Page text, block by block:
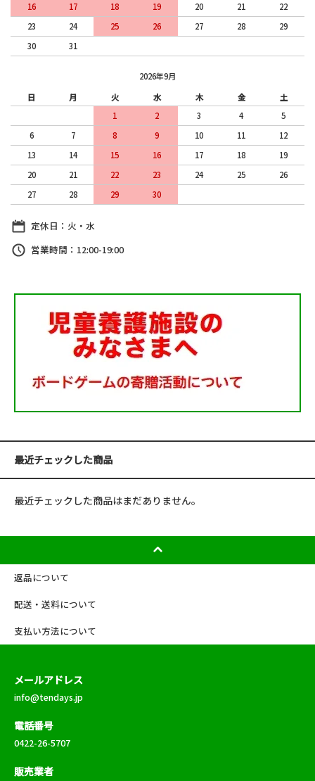
16
17 18 19 20 21
22
23
24 25 26 27 28
29
30
31
2026年9月
日
月 火 水 木 金
土
1
2 3 4
5
6
7 8 9 10 11
12
13
14 15 16 17 18
19
20
21 22 23 24 25
26
27
28 29 30
定休日：火・水
営業時間：12:00-19:00
最近チェックした商品
最近チェックした商品はまだありません。
返品について
配送・送料について
支払い方法について
メールアドレス
info@tendays.jp
電話番号
0422-26-5707
販売業者